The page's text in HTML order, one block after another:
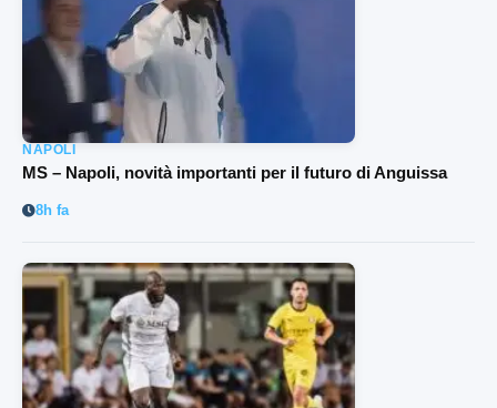
NAPOLI
MS – Napoli, novità importanti per il futuro di Anguissa
8h fa